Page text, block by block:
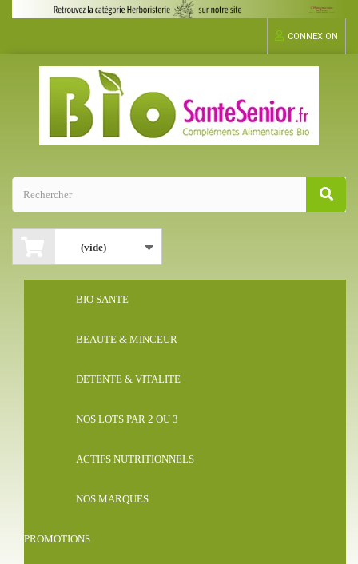
CONNEXION
(vide)
BIO SANTE
BEAUTE & MINCEUR
DETENTE & VITALITE
NOS LOTS PAR 2 OU 3
ACTIFS NUTRITIONNELS
NOS MARQUES
PROMOTIONS